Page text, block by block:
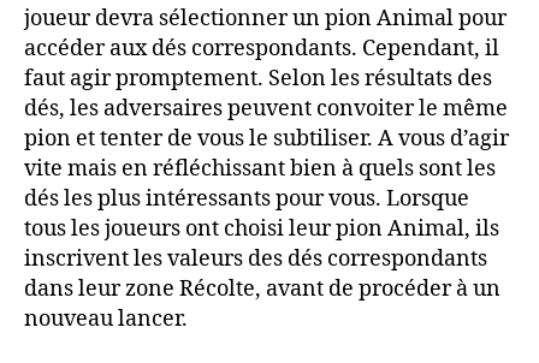
joueur devra sélectionner un pion Animal pour
accéder aux dés correspondants. Cependant, il
faut agir promptement. Selon les résultats des
dés, les adversaires peuvent convoiter le même
pion et tenter de vous le subtiliser. A vous d’agir
vite mais en réfléchissant bien à quels sont les
dés les plus intéressants pour vous. Lorsque
tous les joueurs ont choisi leur pion Animal, ils
inscrivent les valeurs des dés correspondants
dans leur zone Récolte, avant de procéder à un
nouveau lancer.